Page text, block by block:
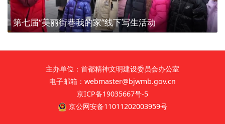
第七届“美丽街巷我的家”线下写生活动
主办单位：首都精神文明建设委员会办公室
电子邮箱：webmaster@bjwmb.gov.cn
京ICP备19035667号-5
京公网安备11011202003959号